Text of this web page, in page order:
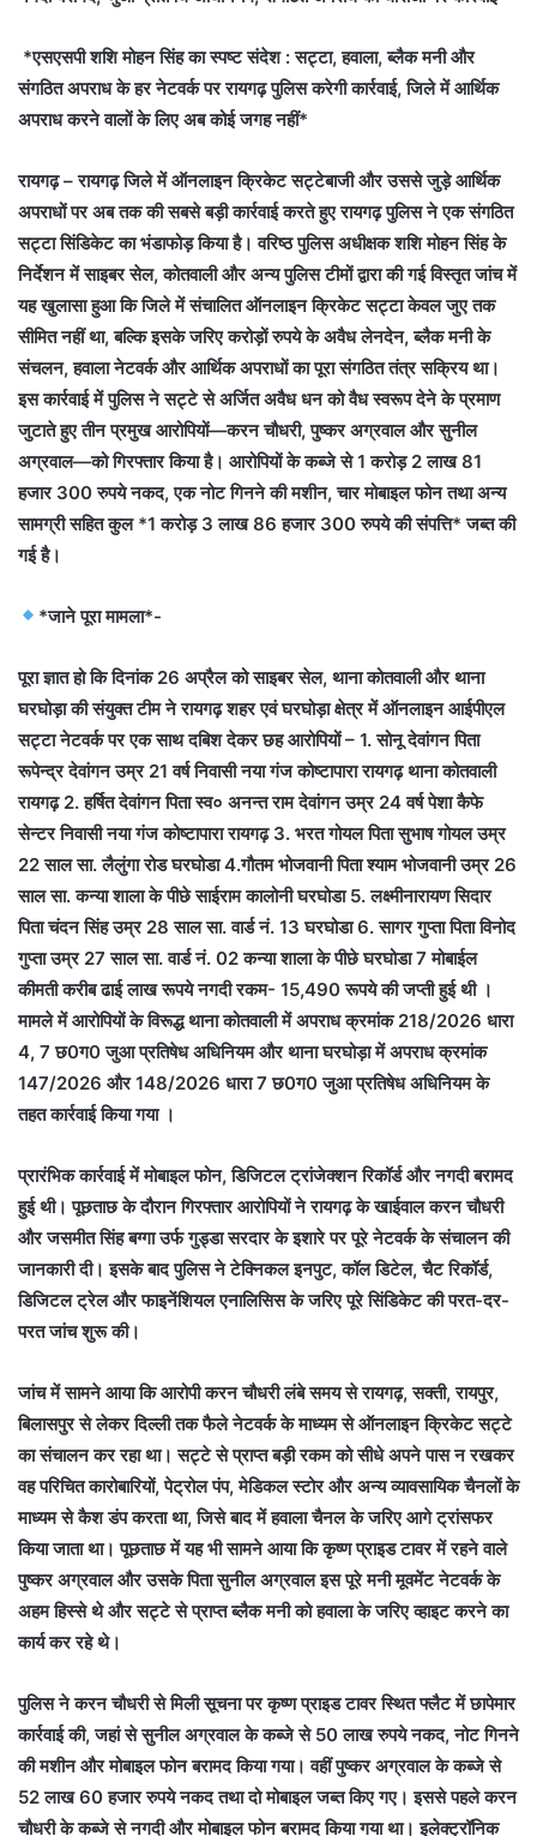
*एसएसपी शशि मोहन सिंह का स्पष्ट संदेश : सट्टा, हवाला, ब्लैक मनी और
संगठित अपराध के हर नेटवर्क पर रायगढ़ पुलिस करेगी कार्रवाई, जिले में आर्थिक
अपराध करने वालों के लिए अब कोई जगह नहीं*
रायगढ़ – रायगढ़ जिले में ऑनलाइन क्रिकेट सट्टेबाजी और उससे जुड़े आर्थिक
अपराधों पर अब तक की सबसे बड़ी कार्रवाई करते हुए रायगढ़ पुलिस ने एक संगठित
सट्टा सिंडिकेट का भंडाफोड़ किया है। वरिष्ठ पुलिस अधीक्षक शशि मोहन सिंह के
निर्देशन में साइबर सेल, कोतवाली और अन्य पुलिस टीमों द्वारा की गई विस्तृत जांच में
यह खुलासा हुआ कि जिले में संचालित ऑनलाइन क्रिकेट सट्टा केवल जुए तक
सीमित नहीं था, बल्कि इसके जरिए करोड़ों रुपये के अवैध लेनदेन, ब्लैक मनी के
संचलन, हवाला नेटवर्क और आर्थिक अपराधों का पूरा संगठित तंत्र सक्रिय था।
इस कार्रवाई में पुलिस ने सट्टे से अर्जित अवैध धन को वैध स्वरूप देने के प्रमाण
जुटाते हुए तीन प्रमुख आरोपियों—करन चौधरी, पुष्कर अग्रवाल और सुनील
अग्रवाल—को गिरफ्तार किया है। आरोपियों के कब्जे से 1 करोड़ 2 लाख 81
हजार 300 रुपये नकद, एक नोट गिनने की मशीन, चार मोबाइल फोन तथा अन्य
सामग्री सहित कुल *1 करोड़ 3 लाख 86 हजार 300 रुपये की संपत्ति* जब्त की
गई है।
*जाने पूरा मामला*-
पूरा ज्ञात हो कि दिनांक 26 अप्रैल को साइबर सेल, थाना कोतवाली और थाना
घरघोड़ा की संयुक्त टीम ने रायगढ़ शहर एवं घरघोड़ा क्षेत्र में ऑनलाइन आईपीएल
सट्टा नेटवर्क पर एक साथ दबिश देकर छह आरोपियों – 1. सोनू देवांगन पिता
रूपेन्द्र देवांगन उम्र 21 वर्ष निवासी नया गंज कोष्टापारा रायगढ़ थाना कोतवाली
रायगढ़ 2. हर्षित देवांगन पिता स्व० अनन्त राम देवांगन उम्र 24 वर्ष पेशा कैफे
सेन्टर निवासी नया गंज कोष्टापारा रायगढ़ 3. भरत गोयल पिता सुभाष गोयल उम्र
22 साल सा. लैलुंगा रोड घरघोडा 4.गौतम भोजवानी पिता श्याम भोजवानी उम्र 26
साल सा. कन्या शाला के पीछे साईराम कालोनी घरघोडा 5. लक्ष्मीनारायण सिदार
पिता चंदन सिंह उम्र 28 साल सा. वार्ड नं. 13 घरघोडा 6. सागर गुप्ता पिता विनोद
गुप्ता उम्र 27 साल सा. वार्ड नं. 02 कन्या शाला के पीछे घरघोडा 7 मोबाईल
कीमती करीब ढाई लाख रूपये नगदी रकम- 15,490 रूपये की जप्ती हुई थी ।
मामले में आरोपियों के विरूद्ध थाना कोतवाली में अपराध क्रमांक 218/2026 धारा
4, 7 छ0ग0 जुआ प्रतिषेध अधिनियम और थाना घरघोड़ा में अपराध क्रमांक
147/2026 और 148/2026 धारा 7 छ0ग0 जुआ प्रतिषेध अधिनियम के
तहत कार्रवाई किया गया ।
प्रारंभिक कार्रवाई में मोबाइल फोन, डिजिटल ट्रांजेक्शन रिकॉर्ड और नगदी बरामद
हुई थी। पूछताछ के दौरान गिरफ्तार आरोपियों ने रायगढ़ के खाईवाल करन चौधरी
और जसमीत सिंह बग्गा उर्फ गुड्डा सरदार के इशारे पर पूरे नेटवर्क के संचालन की
जानकारी दी। इसके बाद पुलिस ने टेक्निकल इनपुट, कॉल डिटेल, चैट रिकॉर्ड,
डिजिटल ट्रेल और फाइनेंशियल एनालिसिस के जरिए पूरे सिंडिकेट की परत-दर-
परत जांच शुरू की।
जांच में सामने आया कि आरोपी करन चौधरी लंबे समय से रायगढ़, सक्ती, रायपुर,
बिलासपुर से लेकर दिल्ली तक फैले नेटवर्क के माध्यम से ऑनलाइन क्रिकेट सट्टे
का संचालन कर रहा था। सट्टे से प्राप्त बड़ी रकम को सीधे अपने पास न रखकर
वह परिचित कारोबारियों, पेट्रोल पंप, मेडिकल स्टोर और अन्य व्यावसायिक चैनलों के
माध्यम से कैश डंप करता था, जिसे बाद में हवाला चैनल के जरिए आगे ट्रांसफर
किया जाता था। पूछताछ में यह भी सामने आया कि कृष्ण प्राइड टावर में रहने वाले
पुष्कर अग्रवाल और उसके पिता सुनील अग्रवाल इस पूरे मनी मूवमेंट नेटवर्क के
अहम हिस्से थे और सट्टे से प्राप्त ब्लैक मनी को हवाला के जरिए व्हाइट करने का
कार्य कर रहे थे।
पुलिस ने करन चौधरी से मिली सूचना पर कृष्ण प्राइड टावर स्थित फ्लैट में छापेमार
कार्रवाई की, जहां से सुनील अग्रवाल के कब्जे से 50 लाख रुपये नकद, नोट गिनने
की मशीन और मोबाइल फोन बरामद किया गया। वहीं पुष्कर अग्रवाल के कब्जे से
52 लाख 60 हजार रुपये नकद तथा दो मोबाइल जब्त किए गए। इससे पहले करन
चौधरी के कब्जे से नगदी और मोबाइल फोन बरामद किया गया था। इलेक्ट्रॉनिक